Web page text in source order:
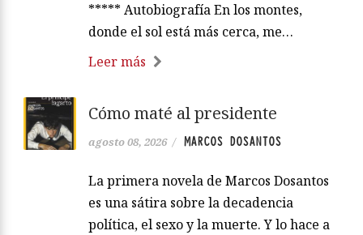
***** Autobiografía En los montes,
donde el sol está más cerca, me…
Leer más
Cómo maté al presidente
agosto 08, 2026 / MARCOS DOSANTOS
La primera novela de Marcos Dosantos
es una sátira sobre la decadencia
política, el sexo y la muerte. Y lo hace a